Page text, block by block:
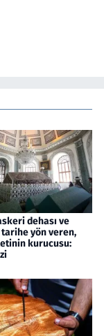
dehası ve
yön veren,
kurucusu: